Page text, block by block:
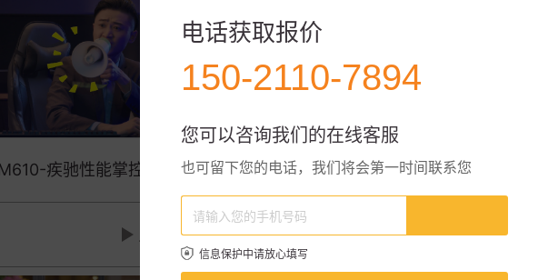
疾驰性能掌控全局 lexar NM700-追风逐电快不设限
1w
电话获取报价
150-2110-7894
您可以咨询我们的在线客服
也可留下您的电话，我们将会第一时间联系您
信息保护中请放心填写